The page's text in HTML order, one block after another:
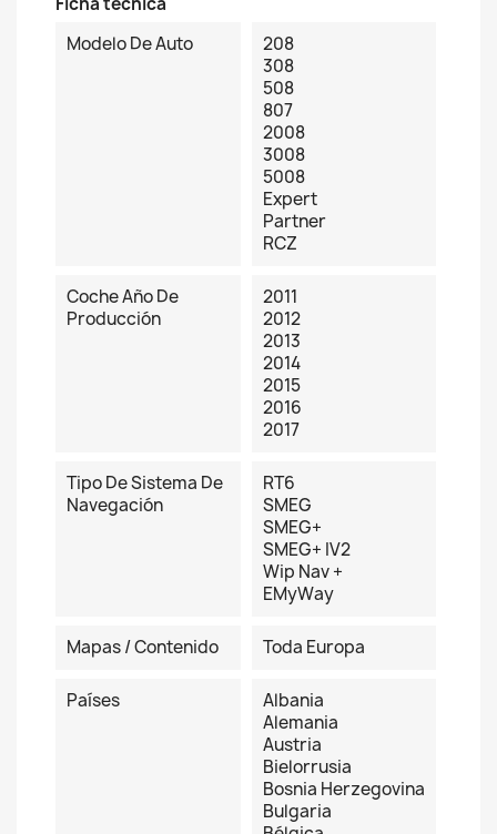
Modelo De Auto
208
308
508
807
2008
3008
5008
Expert
Partner
RCZ
Coche Año De
Producción
2011
2012
2013
2014
2015
2016
2017
Tipo De Sistema De
Navegación
RT6
SMEG
SMEG+
SMEG+ IV2
Wip Nav +
EMyWay
Mapas / Contenido Toda Europa
Países
Albania
Alemania
Austria
Bielorrusia
Bosnia Herzegovina
Bulgaria